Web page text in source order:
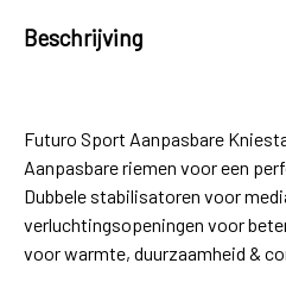
Beschrijving
Futuro Sport Aanpasbare
Aanpasbare riemen voor een
Dubbele stabilisatoren voor
verluchtingsopeningen voor
voor warmte, duurzaamheid &